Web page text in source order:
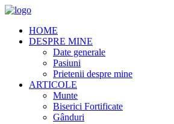
HOME
DESPRE MINE
Date generale
Pasiuni
Prietenii despre mine
ARTICOLE
Munte
Biserici Fortificate
Gânduri